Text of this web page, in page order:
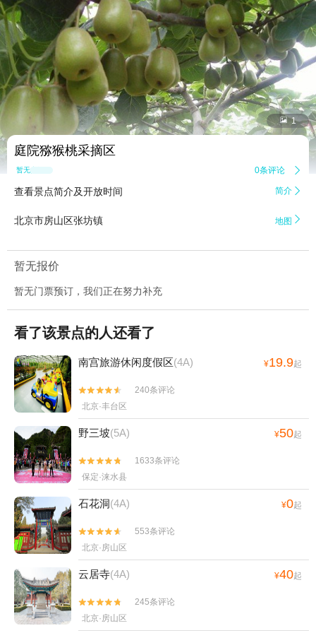
 1
庭院猕猴桃采摘区
暂无点评 0条评论 
查看景点简介及开放时间 简介 
北京市房山区张坊镇 地图 
暂无报价
暂无门票预订，我们正在努力补充
看了该景点的人还看了
南宫旅游休闲度假区(4A) ¥19.9起


240条评论
北京·丰台区
野三坡(5A) ¥50起


1633条评论
保定·涞水县
石花洞(4A) ¥0起


553条评论
北京·房山区
云居寺(4A) ¥40起


245条评论
北京·房山区
